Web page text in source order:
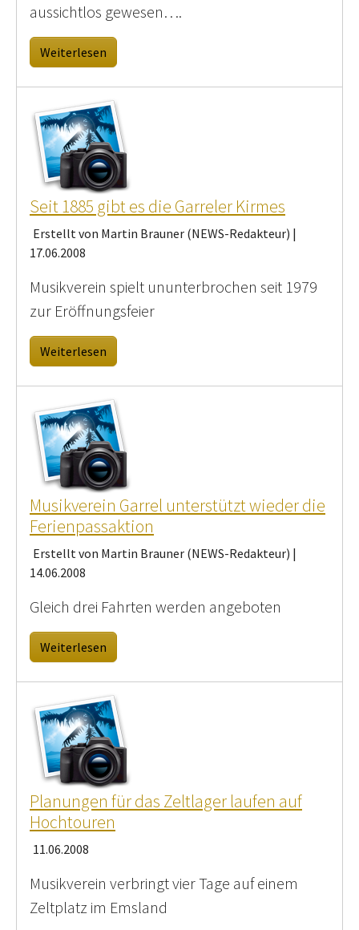
aussichtlos gewesen….
Weiterlesen
Seit 1885 gibt es die Garreler Kirmes
Erstellt von Martin Brauner (NEWS-Redakteur) |
17.06.2008
Musikverein spielt ununterbrochen seit 1979
zur Eröffnungsfeier
Weiterlesen
Musikverein Garrel unterstützt wieder die
Ferienpassaktion
Erstellt von Martin Brauner (NEWS-Redakteur) |
14.06.2008
Gleich drei Fahrten werden angeboten
Weiterlesen
Planungen für das Zeltlager laufen auf
Hochtouren
11.06.2008
Musikverein verbringt vier Tage auf einem
Zeltplatz im Emsland